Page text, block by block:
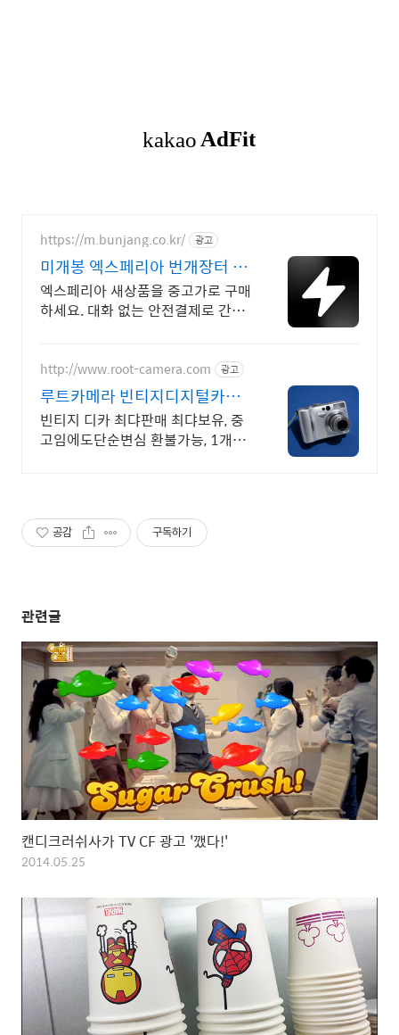
https://m.bunjang.co.kr/ 광고
미개봉 엑스페리아 번개장터 국
내 최대 브랜드 중고거래
엑스페리아 새상품을 중고가로 구매
하세요. 대화 없는 안전결제로 간편
신규 상품 업로드
http://www.root-camera.com 광고
루트카메라 빈티지디지털카메
라 빈티지 디카 디지털카메라
빈티지 디카 최댜판매 최댜보유, 중
고임에도단순변심 환불가능, 1개월
공감 구독하기
관련글
캔디크러쉬사가 TV CF 광고 '깼다!'
2014.05.25